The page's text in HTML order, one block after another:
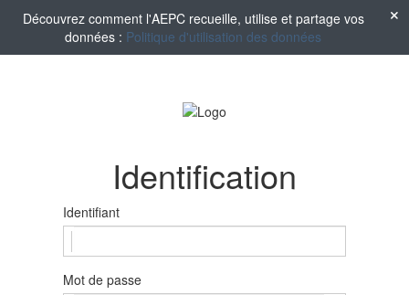
Découvrez comment l'AEPC recueille, utilise et partage vos
données : Politique d'utilisation des données
Identification
Identifiant
Mot de passe